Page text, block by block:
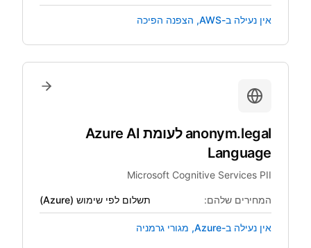
אין נעילה ב-AWS, הצפנה הפיכה
anonym.legal לעומת Azure AI
Language
Microsoft Cognitive Services PII
המחירים שלהם: תשלום לפי שימוש (Azure)
אין נעילה ב-Azure, מגורי גרמניה